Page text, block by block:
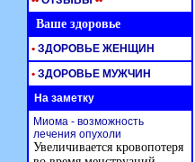
Ваше здоровье
• ЗДОРОВЬЕ ЖЕНЩИН
• ЗДОРОВЬЕ МУЖЧИН
На заметку
Миома - возможность
лечения опухоли
Увеличивается кровопотеря